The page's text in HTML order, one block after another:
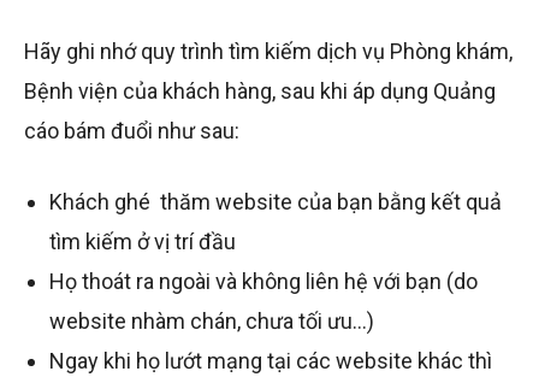
Hãy ghi nhớ quy trình tìm kiếm dịch vụ Phòng khám,
Bệnh viện của khách hàng, sau khi áp dụng Quảng
cáo bám đuổi như sau:
Khách ghé thăm website của bạn bằng kết quả
tìm kiếm ở vị trí đầu
Họ thoát ra ngoài và không liên hệ với bạn (do
website nhàm chán, chưa tối ưu…)
Ngay khi họ lướt mạng tại các website khác thì